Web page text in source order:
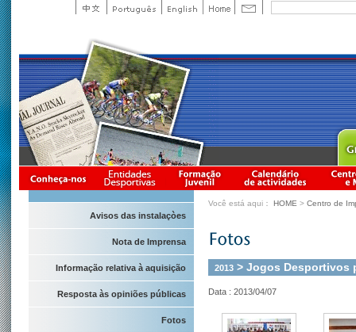
Avisos das instalaçòes
Nota de Imprensa
Informação relativa à aquisição
Resposta às opiniões públicas
Fotos
Você está aqui： HOME > Centro de
2013 > Jogos Desportivos
Data : 2013/04/07